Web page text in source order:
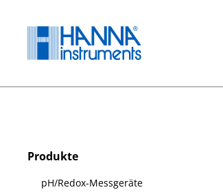
Produkte
pH/Redox-Messgeräte